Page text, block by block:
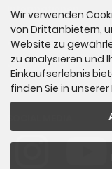
Informationen
Sitemap
Made in Germany
Wir verwenden
von Drittanbietern,
Website zu
zu analysieren und
Einkaufserlebnis
finden Sie in